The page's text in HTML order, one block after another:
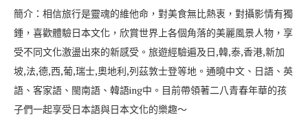
簡介：相信旅行是靈魂的維他命，對美食無比熱衷，對攝影情有獨
鍾，喜歡體驗日本文化，欣賞世界上各個角落的美麗風景人物，享
受不同文化激盪出來的新感受。旅遊經驗遍及日,韓,泰,香港,新加
坡,法,德,西,葡,瑞士,奧地利,列茲敦士登等地。通曉中文、日語、英
語、客家語、閩南語、韓語ing中。目前帶領著二八青春年華的孩
子們一起享受日本語與日本文化的樂趣～